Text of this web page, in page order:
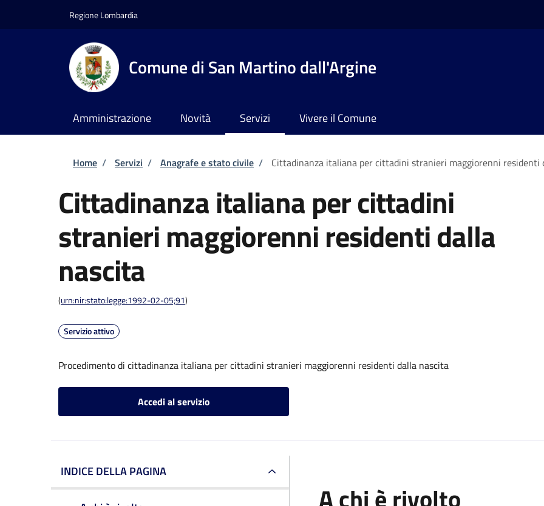
Regione Lombardia
Comune di San Martino dall'Argine
Amministrazione Novità Servizi Vivere il Comune
Briciole di pane
Home / Servizi / Anagrafe e stato civile / Cittadinanza italiana per cittadini stranieri maggiorenni residenti
Cittadinanza italiana per cittadini
stranieri maggiorenni residenti dalla
nascita
(urn:nir:stato:legge:1992-02-05;91)
Servizio attivo
Procedimento di cittadinanza italiana per cittadini stranieri maggiorenni residenti dalla nascita
Accedi al servizio
INDICE DELLA PAGINA